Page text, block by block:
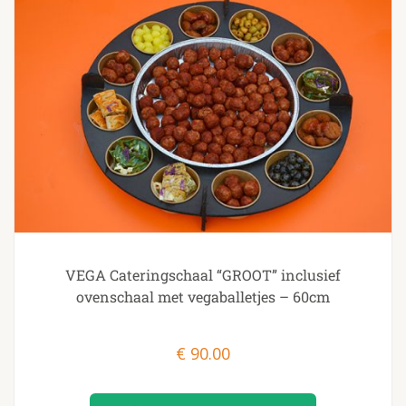
VEGA Cateringschaal “GROOT” inclusief
ovenschaal met vegaballetjes – 60cm
€ 90.00